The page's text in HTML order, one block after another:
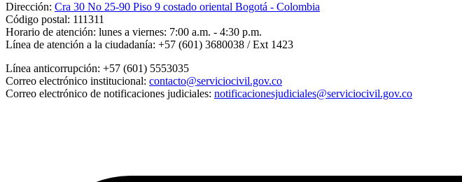
Dirección: Cra 30 No 25-90 Piso 9 costado oriental Bogotá - Colombia
Código postal: 111311
Horario de atención: lunes a viernes: 7:00 a.m. - 4:30 p.m.
Línea de atención a la ciudadanía: +57 (601) 3680038 / Ext 1423
Línea anticorrupción: +57 (601) 5553035
Correo electrónico institucional: contacto@serviciocivil.gov.co
Correo electrónico de notificaciones judiciales: notificacionesjudiciales@serviciocivil.gov.co